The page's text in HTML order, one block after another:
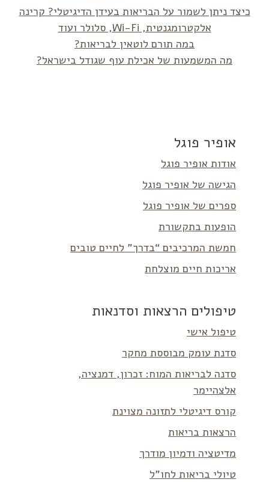
כיצד ניתן לשמור על הבריאות בעידן הדיגיטלי? קרינה
אלקטרומגנטית, Wi-Fi, סלולר ועוד
במה תורם לוטאין לבריאות?
מה המשמעות של אכילת עוף שגודל בישראל?
אופיר פוגל
אודות אופיר פוגל
הגישה של אופיר פוגל
ספרים של אופיר פוגל
הופעות בתקשורת
חמשת המרכיבים “בדרך” לחיים טובים
אריכות חיים מוצלחת
טיפולים הרצאות וסדנאות
טיפול אישי
סדנת עומק מבוססת מחקר
סדנה לבריאות המוח: זכרון, דמנציה,
אלצהיימר
קורס דיגיטלי לתזונה מצוינת
הרצאות בריאות
מדיטציה ודמיון מודרך
טיולי בריאות לחו”ל